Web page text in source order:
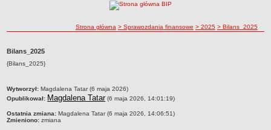
Żłobki i przedszkola
Szkoły ponadpodstawowe
PRACA W PLACÓWKACH OŚWIATWYCH
ZARZĄDZENIA
PRZETARGI
SPRAWOZDANIA FINANSOWE
ścieżka nawigacji
Strona główna > Sprawozdania finansowe > 2025 > Bilans_2025
Bilans_2025
{Bilans_2025}
metryczka
Wytworzył: Magdalena Tatar (6 maja 2026)
Opublikował: Magdalena Tatar(6 maja 2026, 14:01:19)
Ostatnia zmiana: Magdalena Tatar (6 maja 2026, 14:06:51)
Zmieniono: zmiana